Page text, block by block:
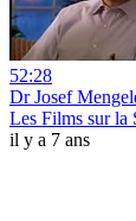
52:28
Dr Josef
Les Films sur la
il y a 7 ans